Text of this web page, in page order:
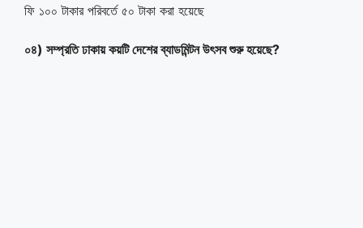
ফি ১০০ টাকার পরিবর্তে ৫০ টাকা করা হয়েছে
০৪) সম্প্রতি ঢাকায় কয়টি দেশের ব্যাডমিন্টন উৎসব শুরু হয়েছে?